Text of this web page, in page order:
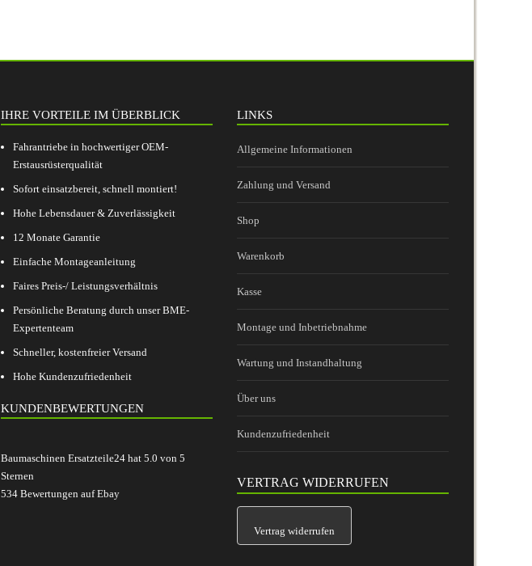
IHRE VORTEILE IM ÜBERBLICK
Fahrantriebe in hochwertiger OEM-
Erstausrüsterqualität
Sofort einsatzbereit, schnell montiert!
Hohe Lebensdauer & Zuverlässigkeit
12 Monate Garantie
Einfache Montageanleitung
Faires Preis-/ Leistungsverhältnis
Persönliche Beratung durch unser BME-
Expertenteam
Schneller, kostenfreier Versand
Hohe Kundenzufriedenheit
KUNDENBEWERTUNGEN
Baumaschinen Ersatzteile24 hat 5.0 von 5
Sternen
534 Bewertungen auf Ebay
LINKS
Allgemeine Informationen
Zahlung und Versand
Shop
Warenkorb
Kasse
Montage und Inbetriebnahme
Wartung und Instandhaltung
Über uns
Kundenzufriedenheit
VERTRAG WIDERRUFEN
Vertrag widerrufen